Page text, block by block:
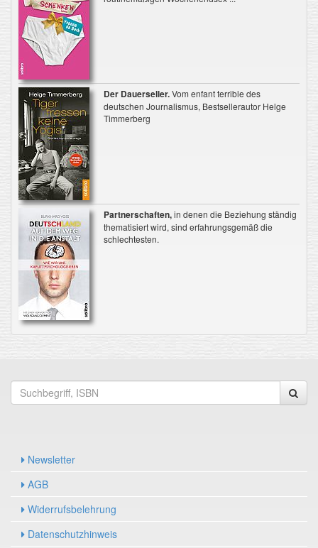
Der Dauerseller.Vom enfant terrible des
deutschen Journalismus, Bestsellerautor Helge
Timmerberg
Partnerschaften,in denen die Beziehung ständig
thematisiert wird, sind erfahrungsgemäß die
schlechtesten.
Newsletter
AGB
Widerrufsbelehrung
Datenschutzhinweis